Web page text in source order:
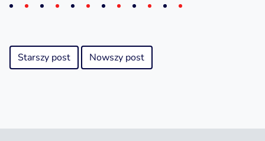
Starszy post Nowszy post